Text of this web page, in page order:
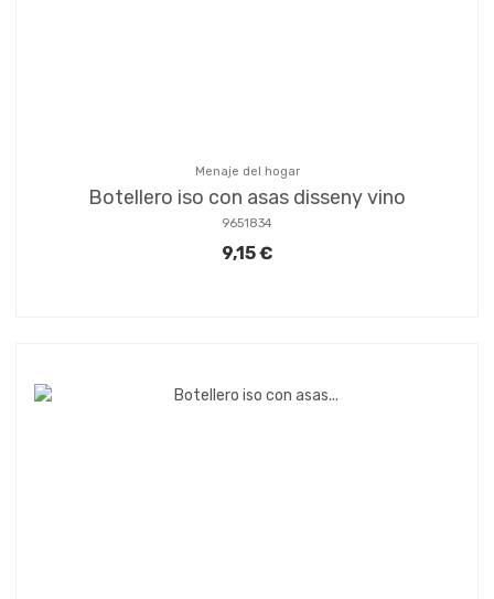
Menaje del hogar
Botellero iso con asas disseny vino
9651834
9,15 €